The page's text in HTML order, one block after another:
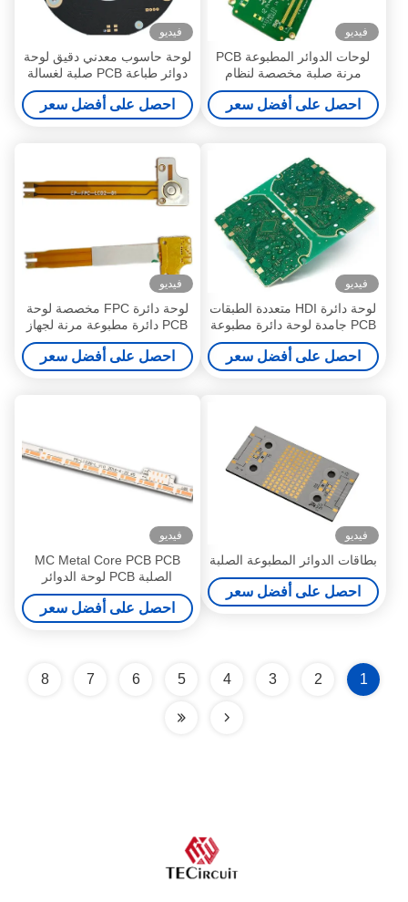
فيديو
لوحات الدوائر المطبوعة PCB
مرنة صلبة مخصصة لنظام
الملاحة
احصل على أفضل سعر
فيديو
لوحة حاسوب معدني دقيق لوحة
دوائر طباعة PCB صلبة لغسالة
الأطباق
احصل على أفضل سعر
فيديو
لوحة دائرة HDI متعددة الطبقات
PCB جامدة لوحة دائرة مطبوعة
للأجهزة الإلكترونية الطبية
احصل على أفضل سعر
فيديو
لوحة دائرة FPC مخصصة لوحة
PCB دائرة مطبوعة مرنة لجهاز
تنظيم ضربات القلب
احصل على أفضل سعر
فيديو
بطاقات الدوائر المطبوعة الصلبة
احصل على أفضل سعر
فيديو
MC Metal Core PCB PCB
الصلبة PCB لوحة الدوائر
المطبوعة للشارة الضوئية LED
احصل على أفضل سعر
1
2
3
4
5
6
7
8